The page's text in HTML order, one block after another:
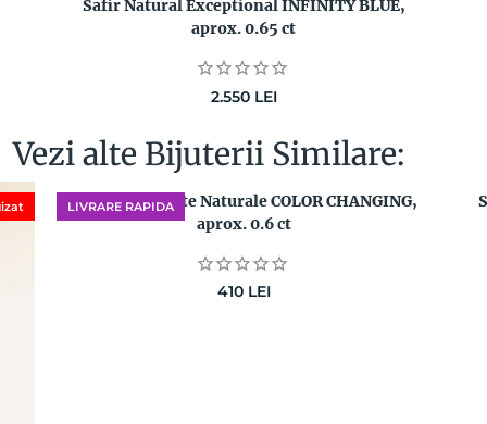
Safir Natural Exceptional INFINITY BLUE,
aprox. 0.65 ct
2.550 LEI
Vezi alte Bijuterii Similare:
LIVRARE RAPIDA
Pereche Granate Naturale COLOR CHANGING,
aprox. 0.6 ct
410 LEI